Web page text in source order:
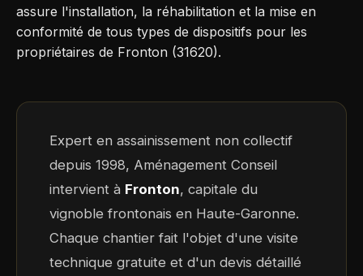
assure l'installation, la réhabilitation et la mise en
conformité de tous types de dispositifs pour les
propriétaires de Fronton (31620).
Expert en assainissement non collectif
depuis 1998, Aménagement Conseil
intervient à Fronton, capitale du
vignoble frontonais en Haute-Garonne.
Chaque chantier fait l'objet d'une visite
technique gratuite et d'un devis détaillé